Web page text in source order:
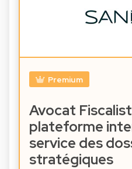
Premium
Avocat
plateforme
service des
stratégiques